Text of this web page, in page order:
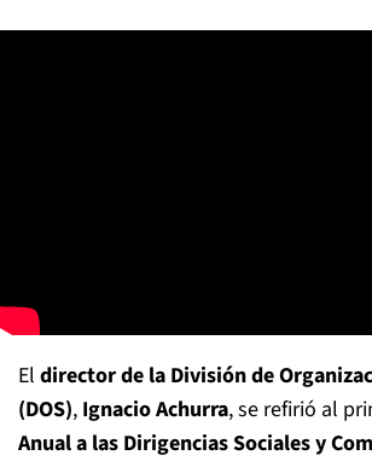
El director de la División de
(DOS), Ignacio Achurra, se refirió al
Anual a las Dirigencias Sociales y